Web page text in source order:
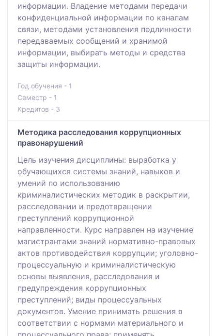
информации. Владение методами передачи
конфиденциальной информации по каналам
связи, методами установления подлинности
передаваемых сообщений и хранимой
информации, выбирать методы и средства
защиты информации.
Год обучения - 1
Семестр - 1
Кредитов - 3
Методика расследования коррупционных
правонарушений
Цель изучения дисциплины: выработка у
обучающихся системы знаний, навыков и
умений по использованию
криминалистических методик в раскрытии,
расследовании и предотвращении
преступлений коррупционной
направленности. Курс направлен на изучение
магистрантами знаний нормативно-правовых
актов противодействия коррупции; уголовно-
процессуальную и криминалистическую
основы выявления, расследования и
предупреждения коррупционных
преступлений; виды процессуальных
документов. Умение принимать решения в
соответствии с нормами материального и